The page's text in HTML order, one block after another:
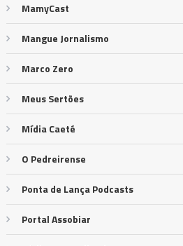
MamyCast
Mangue Jornalismo
Marco Zero
Meus Sertões
Mídia Caeté
O Pedreirense
Ponta de Lança Podcasts
Portal Assobiar